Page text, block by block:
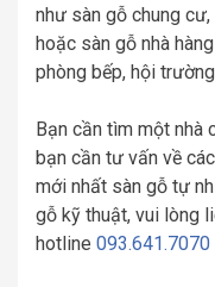
như sàn gỗ chung
hoặc sàn gỗ nhà
phòng bếp, hội
Bạn cần tìm một nhà
bạn cần tư vấn về
mới nhất sàn gỗ tự
gỗ kỹ thuật, vui lòng
hotline 093.641.7070